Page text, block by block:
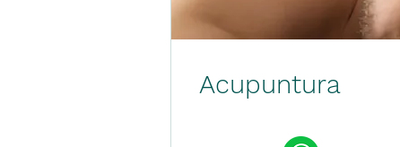
Acupuntura